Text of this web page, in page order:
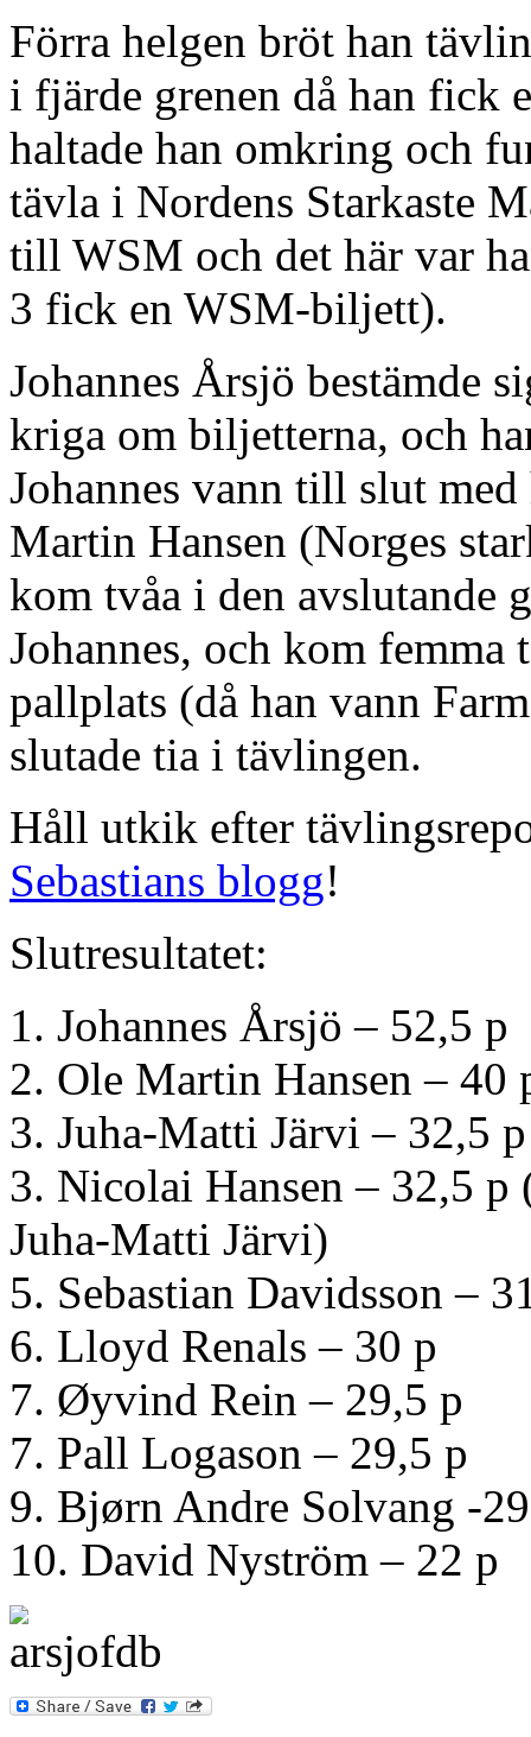
Förra helgen bröt han
i fjärde grenen då han fick
haltade han omkring och
tävla i Nordens Starkaste
till WSM och det här var
3 fick en WSM-biljett).
Johannes Årsjö bestämde
kriga om biljetterna, och
Johannes vann till slut
Martin Hansen (Norges
kom tvåa i den avslutande
Johannes, och kom femma
pallplats (då han vann
slutade tia i tävlingen.
Håll utkik efter
Sebastians blogg!
Slutresultatet:
1. Johannes Årsjö – 52,5 p
2. Ole Martin Hansen – 40
3. Juha-Matti Järvi – 32,5 p
3. Nicolai Hansen – 32,5 p
Juha-Matti Järvi)
5. Sebastian Davidsson –
6. Lloyd Renals – 30 p
7. Øyvind Rein – 29,5 p
7. Pall Logason – 29,5 p
9. Bjørn Andre Solvang -
10. David Nyström – 22 p